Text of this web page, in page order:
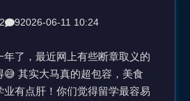
频
2 92026-06-11 10:24
了，最近网上有些断章取义的
😅 其实大马真的超包容，美食
业有点肝！你们觉得留学最容易